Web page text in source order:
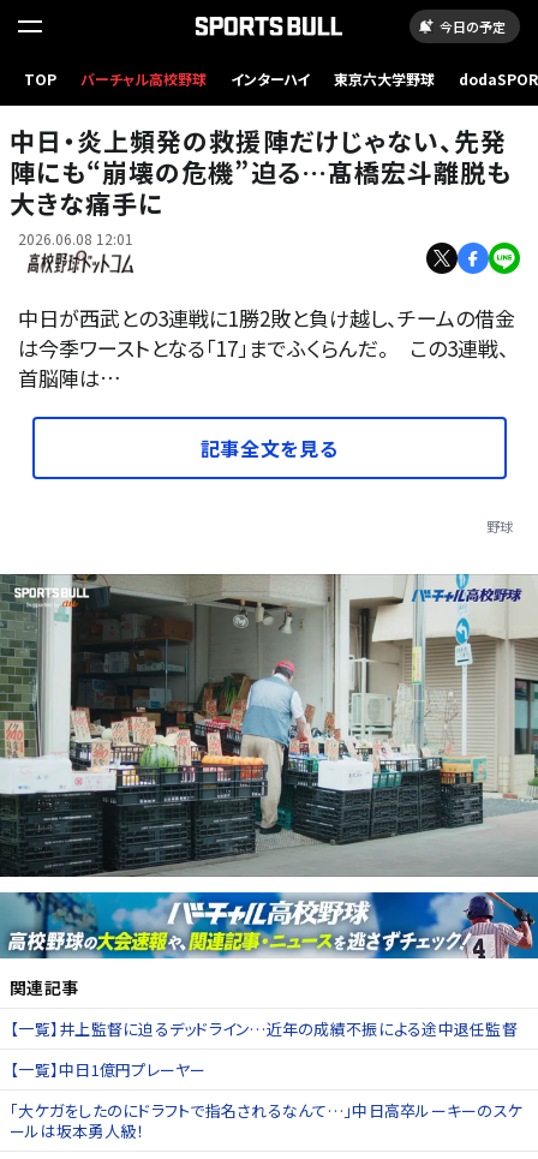
今日の予定
TOP バーチャル高校野球 インターハイ 東京六大学野球
中日の井上監督
中日・炎上頻発の救援陣だけじゃない、先発
陣にも“崩壊の危機”迫る…髙橋宏斗離脱も
大きな痛手に
2026.06.08 12:01
中日が西武との3連戦に1勝2敗と負け越し、チームの借金
は今季ワーストとなる「17」までふくらんだ。 この3連戦、
首脳陣は…
記事全文を見る
野球
関連記事
【一覧】井上監督に迫るデッドライン…近年の成績不振による途中退任監督
【一覧】中日1億円プレーヤー
「大ケガをしたのにドラフトで指名されるなんて…」中日高卒ルーキーのスケ
ールは坂本勇人級！